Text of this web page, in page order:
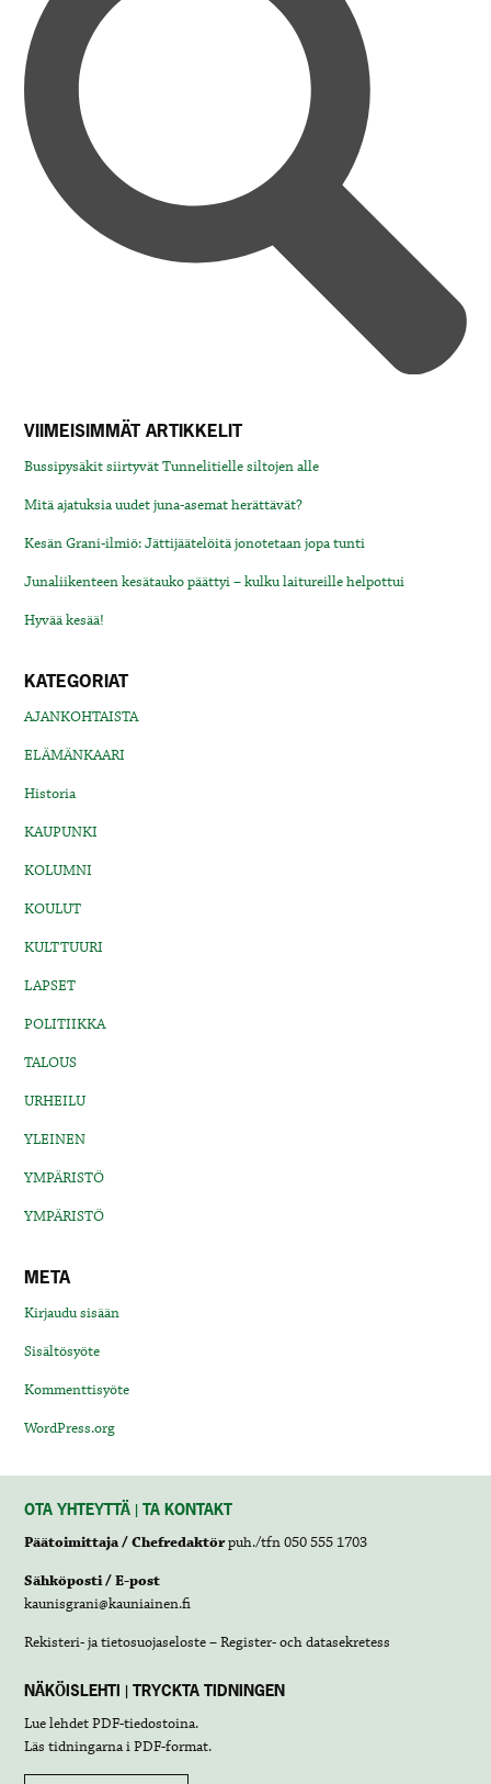
VIIMEISIMMÄT ARTIKKELIT
Bussipysäkit siirtyvät Tunnelitielle siltojen alle
Mitä ajatuksia uudet juna-asemat herättävät?
Kesän Grani-ilmiö: Jättijäätelöitä jonotetaan jopa tunti
Junaliikenteen kesätauko päättyi – kulku laitureille helpottui
Hyvää kesää!
KATEGORIAT
AJANKOHTAISTA
ELÄMÄNKAARI
Historia
KAUPUNKI
KOLUMNI
KOULUT
KULTTUURI
LAPSET
POLITIIKKA
TALOUS
URHEILU
YLEINEN
YMPÄRISTÖ
YMPÄRISTÖ
META
Kirjaudu sisään
Sisältösyöte
Kommenttisyöte
WordPress.org
OTA YHTEYTTÄ | TA KONTAKT
Päätoimittaja / Chefredaktörpuh./tfn 050 555 1703
Sähköposti / E-post
kaunisgrani@kauniainen.fi
Rekisteri- ja tietosuojaseloste – Register- och datasekretess
NÄKÖISLEHTI | TRYCKTA TIDNINGEN
Lue lehdetPDF-tiedostoina.
Läs tidningarna iPDF-format.